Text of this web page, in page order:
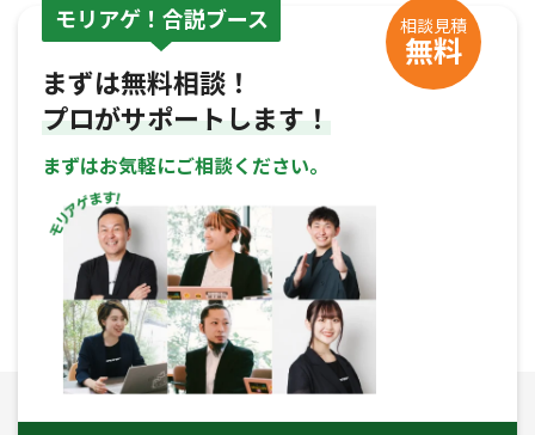
モリアゲ！合説ブース 相談見積
無料
まずは無料相談！
プロがサポートします！
まずはお気軽にご相談ください。